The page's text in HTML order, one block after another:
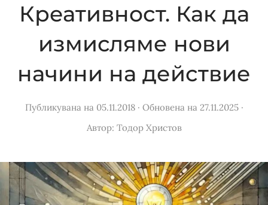
Креативност. Как да
измисляме нови
начини на действие
Публикувана на 05.11.2018· Обновена на 27.11.2025·
Автор: Тодор Христов